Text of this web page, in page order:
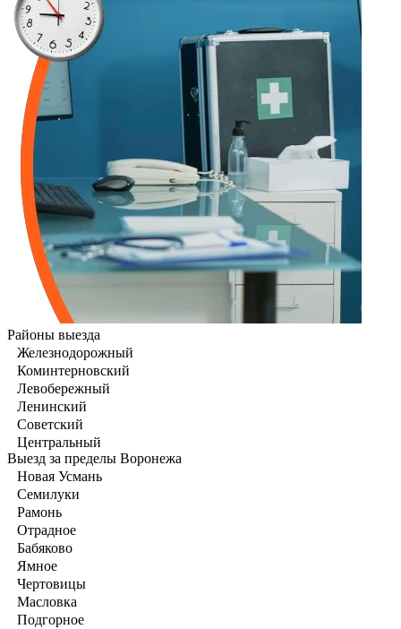
Районы выезда
Железнодорожный
Коминтерновский
Левобережный
Ленинский
Советский
Центральный
Выезд за пределы Воронежа
Новая Усмань
Семилуки
Рамонь
Отрадное
Бабяково
Ямное
Чертовицы
Масловка
Подгорное